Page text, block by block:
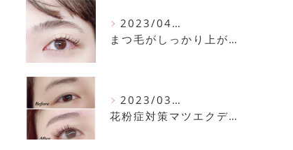
2023/04/11
まつ毛がしっかり上がるまつ毛パーマ
2023/03/30
花粉症対策マツエクデザイン